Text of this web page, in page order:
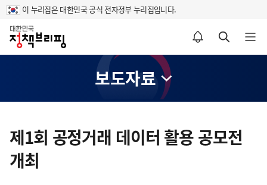
이 누리집은 대한민국 공식 전자정부 누리집입니다.
홈
알림설정 바로가기 검색 바로가기 메뉴 열기
보도자료
텐
츠
영
제1회 공정거래 데이터 활용 공모전
개최